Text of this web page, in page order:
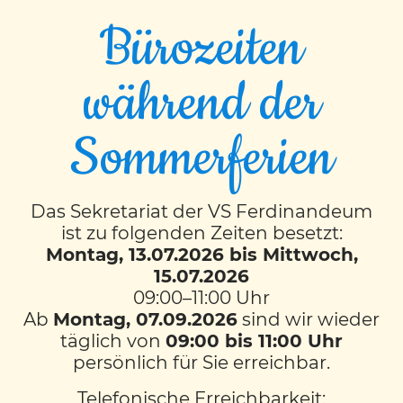
VS Ferdinandeum
mit musikalischem Schwerpunkt
Färbergasse 11
0316 872 69 10
0664 60 872 6910
Fax: 0316 872 69 11
LINKS
KONTAKT/IMPRESSUM
Bürozeiten
während der
Sommerferien
Das Sekretariat der VS Ferdinandeum
ist zu folgenden Zeiten besetzt:
Montag, 13.07.2026 bis Mittwoch,
15.07.2026
09:00–11:00 Uhr
Ab Montag, 07.09.2026 sind wir wieder
täglich von 09:00 bis 11:00 Uhr
persönlich für Sie erreichbar.
Telefonische Erreichbarkeit: